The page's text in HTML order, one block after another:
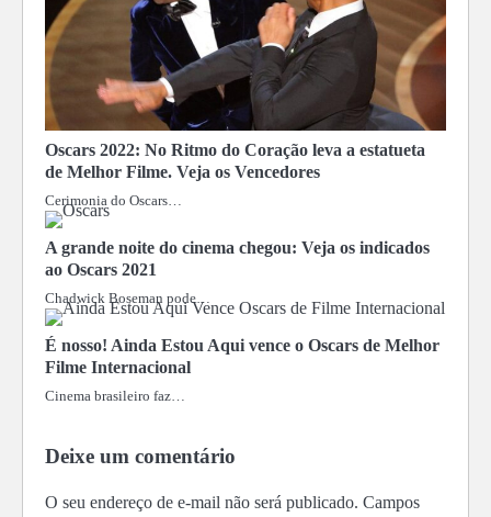
Oscars 2022: No Ritmo do Coração leva a estatueta
de Melhor Filme. Veja os Vencedores
Cerimonia do Oscars…
A grande noite do cinema chegou: Veja os indicados
ao Oscars 2021
Chadwick Boseman pode…
É nosso! Ainda Estou Aqui vence o Oscars de Melhor
Filme Internacional
Cinema brasileiro faz…
Deixe um comentário
O seu endereço de e-mail não será publicado. Campos